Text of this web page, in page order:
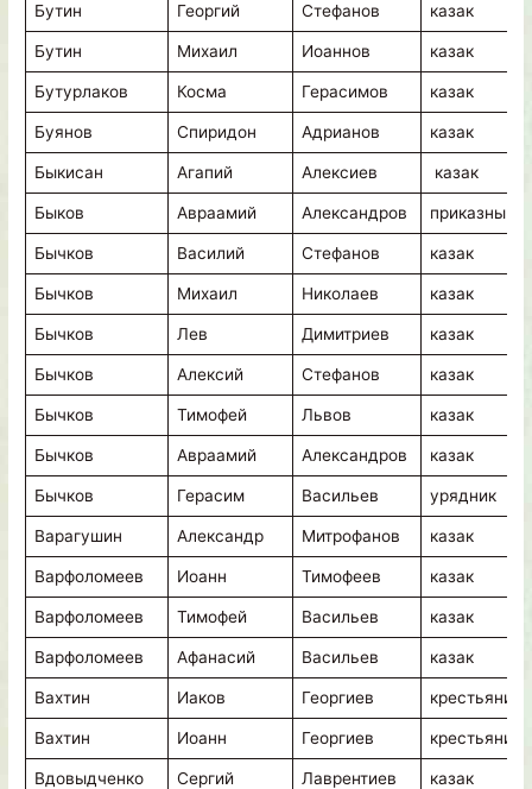
Бутин Георгий Стефанов казак
Бутин Михаил Иоаннов казак
Бутурлаков Косма Герасимов казак
Буянов Спиридон Адрианов казак
Быкисан Агапий Алексиев казак
Быков Авраамий Александров приказный
Бычков Василий Стефанов казак
Бычков Михаил Николаев казак
Бычков Лев Димитриев казак
Бычков Алексий Стефанов казак
Бычков Тимофей Львов казак
Бычков Авраамий Александров казак
Бычков Герасим Васильев урядник
Варагушин Александр Митрофанов казак
Варфоломеев Иоанн Тимофеев казак
Варфоломеев Тимофей Васильев казак
Варфоломеев Афанасий Васильев казак
Вахтин Иаков Георгиев крестьянин
Вахтин Иоанн Георгиев крестьянин
Вдовыдченко Сергий Лаврентиев казак